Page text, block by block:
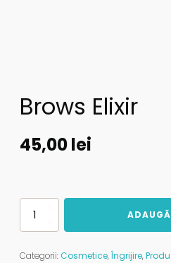
Brows Elixir
45,00lei
Cantitate
Categorii:Cosmetice,Îngrijire,